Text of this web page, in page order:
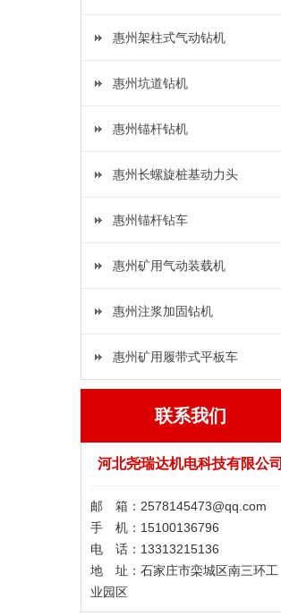
惠州架柱式气动钻机
惠州坑道钻机
惠州锚杆钻机
惠州长螺旋桩基动力头
惠州锚杆钻车
惠州矿用气动装载机
惠州注浆加固钻机
惠州矿用履带式平板车
联系我们
河北尧瑞达机电科技有限公司
邮 箱：2578145473@qq.com
手 机：15100136796
电 话：13313215136
地 址：石家庄市栾城区南三环工
业园区